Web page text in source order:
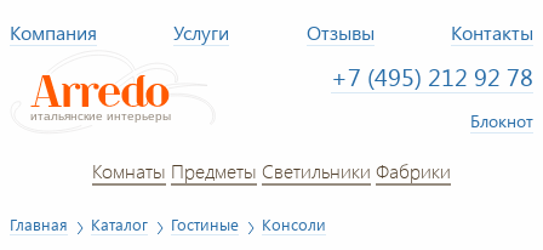
Компания Услуги Отзывы Контакты
+7 (495) 212 92 78
Блокнот
Комнаты Предметы Светильники Фабрики
Главная Каталог Гостиные Консоли